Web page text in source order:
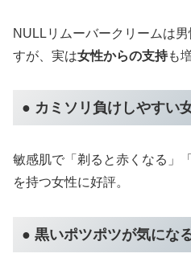
NULLリムーバークリームは
すが、実は女性からの支持も
● カミソリ負けしやすい
敏感肌で「剃ると赤くなる」
を持つ女性に好評。
● 黒いポツポツが気にな